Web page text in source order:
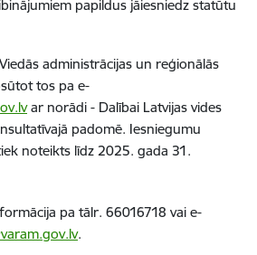
papildus jāiesniedz statūtu
administrācijas un reģionālās
tos pa e-
ar norādi - Dalībai Latvijas vides
padomē. Iesniegumu
noteikts līdz 2025. gada 31.
pa tālr. 66016718 vai e-
.